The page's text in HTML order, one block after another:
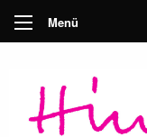
Menü